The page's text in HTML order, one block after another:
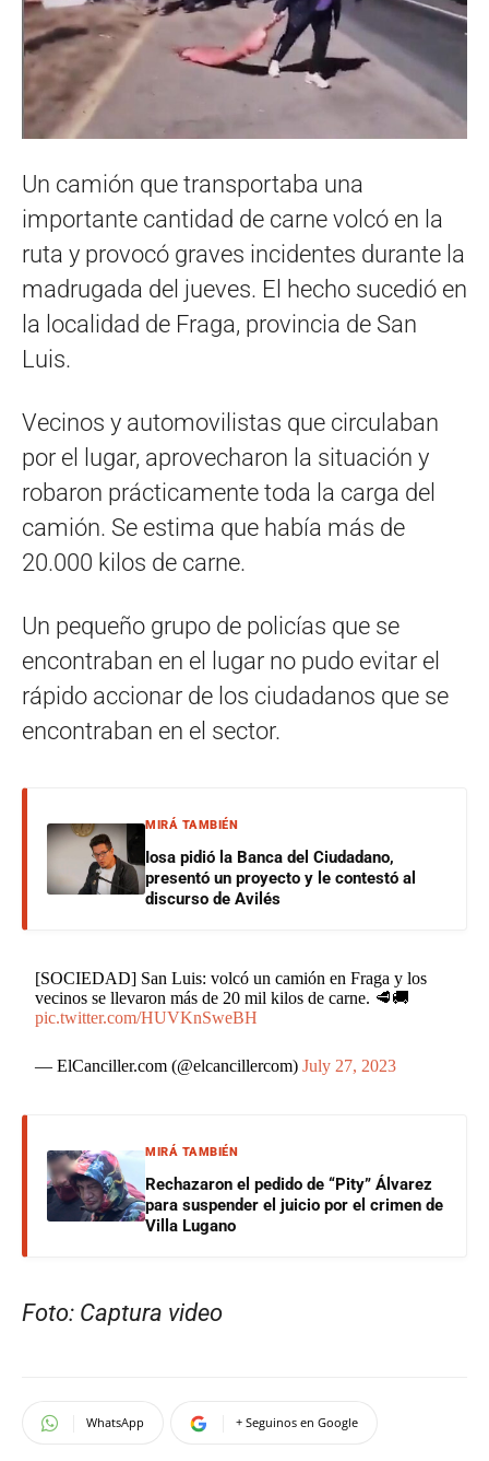
Un camión que transportaba una
importante cantidad de carne volcó en la
ruta y provocó graves incidentes durante la
madrugada del jueves. El hecho sucedió en
la localidad de Fraga, provincia de San
Luis.
Vecinos y automovilistas que circulaban
por el lugar, aprovecharon la situación y
robaron prácticamente toda la carga del
camión. Se estima que había más de
20.000 kilos de carne.
Un pequeño grupo de policías que se
encontraban en el lugar no pudo evitar el
rápido accionar de los ciudadanos que se
encontraban en el sector.
MIRÁ TAMBIÉN
Iosa pidió la Banca del Ciudadano,
presentó un proyecto y le contestó al
discurso de Avilés
[SOCIEDAD] San Luis: volcó un camión en Fraga y los
vecinos se llevaron más de 20 mil kilos de carne. 🥩🚚
pic.twitter.com/HUVKnSweBH
— ElCanciller.com (@elcancillercom)July 27, 2023
MIRÁ TAMBIÉN
Rechazaron el pedido de “Pity” Álvarez
para suspender el juicio por el crimen de
Villa Lugano
Foto: Captura video
WhatsApp + Seguinos en Google